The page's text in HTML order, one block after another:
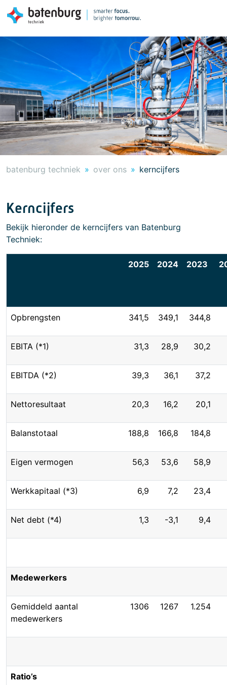
batenburg techniek over ons kerncijfers
Kerncijfers
Bekijk hieronder de kerncijfers van Batenburg
Techniek:
2025 2024 2023
Opbrengsten 341,5 349,1 344,8
EBITA (*1) 31,3 28,9 30,2
EBITDA (*2) 39,3 36,1 37,2
Nettoresultaat 20,3 16,2 20,1
Balanstotaal 188,8 166,8 184,8
Eigen vermogen 56,3 53,6 58,9
Werkkapitaal (*3) 6,9 7,2 23,4
Net debt (*4) 1,3 -3,1 9,4
Medewerkers
Gemiddeld aantal
medewerkers
1306 1267 1.254
Ratio’s